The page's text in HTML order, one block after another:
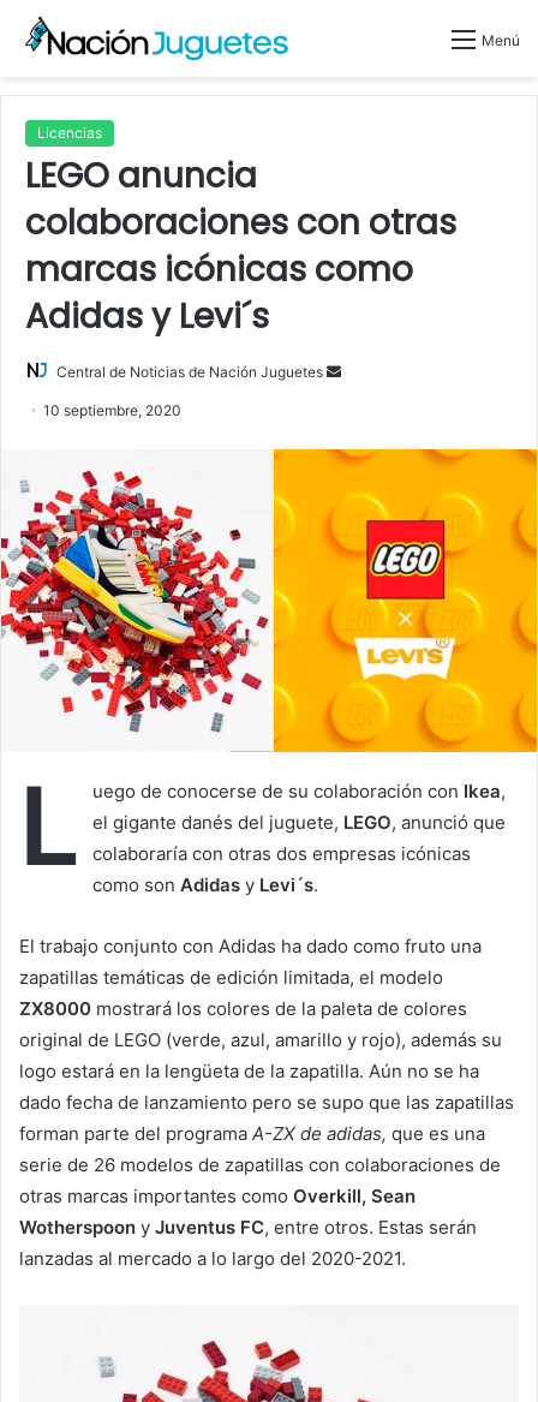
Menú
Licencias
LEGO anuncia
colaboraciones con otras
marcas icónicas como
Adidas y Levi´s
Central de Noticias de Nación Juguetes
d
e
i
10 septiembre, 2020
L uego de conocerse de su colaboración con Ikea,
el gigante danés del juguete, LEGO, anunció que
colaboraría con otras dos empresas icónicas
como son Adidas y Levi´s.
El trabajo conjunto con Adidas ha dado como fruto una
zapatillas temáticas de edición limitada, el modelo
ZX8000 mostrará los colores de la paleta de colores
original de LEGO (verde, azul, amarillo y rojo), además su
logo estará en la lengüeta de la zapatilla. Aún no se ha
dado fecha de lanzamiento pero se supo que las zapatillas
forman parte del programa A-ZX de adidas, que es una
serie de 26 modelos de zapatillas con colaboraciones de
otras marcas importantes como Overkill, Sean
Wotherspoon y Juventus FC, entre otros. Estas serán
lanzadas al mercado a lo largo del 2020-2021.